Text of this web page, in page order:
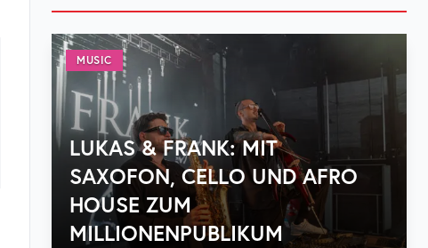
MUSIC
LUKAS & FRANK: MIT
SAXOFON, CELLO UND AFRO
HOUSE ZUM
MILLIONENPUBLIKUM